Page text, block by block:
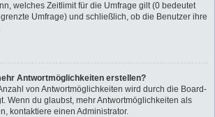
welches Zeitlimit für die Umfrage gilt (0 bedeutet
Umfrage) und schließlich, ob die Benutzer ihre
Antwortmöglichkeiten erstellen?
von Antwortmöglichkeiten wird durch die Board-
Wenn du glaubst, mehr Antwortmöglichkeiten als
kontaktiere einen Administrator.